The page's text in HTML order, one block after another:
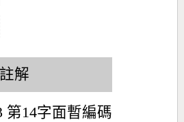
解
第14字面暫編碼